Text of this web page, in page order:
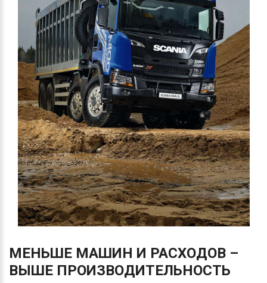
МЕНЬШЕ МАШИН И РАСХОДОВ –
ВЫШЕ ПРОИЗВОДИТЕЛЬНОСТЬ